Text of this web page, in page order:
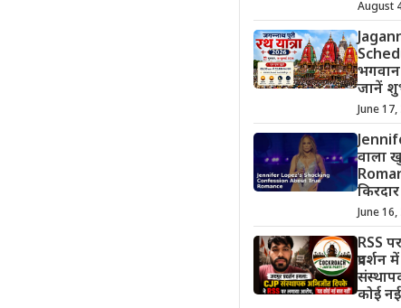
August
भगवान
जानें
June 17,
वाला
June 16,
RSS
कोई